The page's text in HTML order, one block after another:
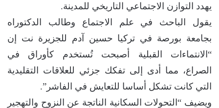
يهدد التوازن الاجتماعي التاريخي للمدينة.
يقول الباحث في علم الاجتماع وطالب الدكتوراه
بجامعة بورصة في تركيا حسين آدم للجزيرة نت إن
“الانتماءات القبلية أصبحت تُستخدم كأوراق في
الصراع، مما أدى إلى تفكك جزئي للعلاقات التقليدية
التي كانت تشكل أساسا للتعايش في الفاشر”.
ويضيف “التحولات السكانية الناتجة عن النزوح والتهجير